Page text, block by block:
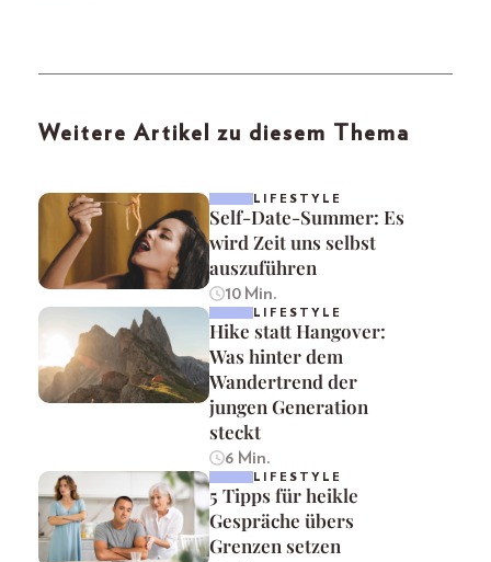
Weitere Artikel zu diesem Thema
LIFESTYLE
Self-Date-Summer: Es
wird Zeit uns selbst
auszuführen
10 Min.
LIFESTYLE
Hike statt Hangover:
Was hinter dem
Wandertrend der
jungen Generation
steckt
6 Min.
LIFESTYLE
5 Tipps für heikle
Gespräche übers
Grenzen setzen